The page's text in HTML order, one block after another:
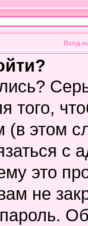
Вход
того,
(в этом
с
это
не